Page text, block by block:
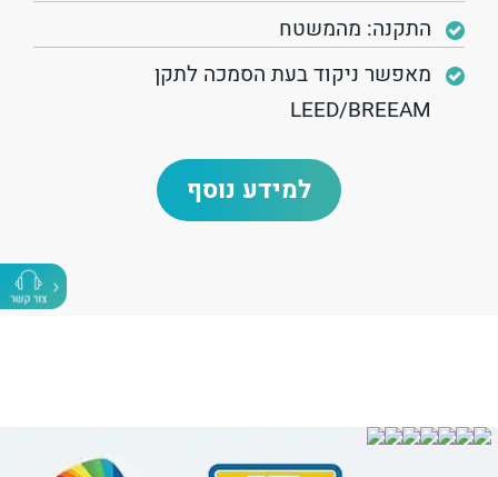
התקנה: מהמשטח
מאפשר ניקוד בעת הסמכה לתקן
LEED/BREEAM
למידע נוסף